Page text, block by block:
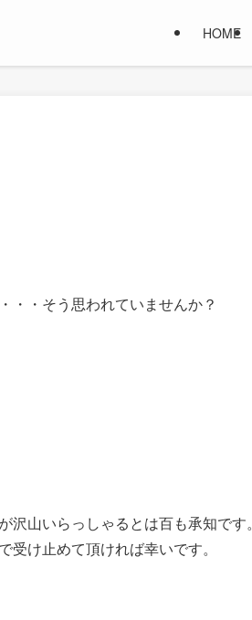
HOME
・・そう思われていませんか？
沢山いらっしゃるとは百も承知です。
け止めて頂ければ幸いです。